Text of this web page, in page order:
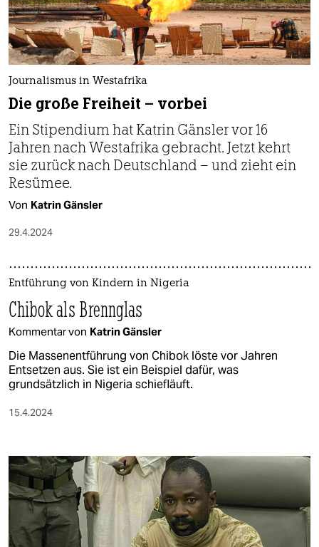
Journalismus in Westafrika
Die große Freiheit – vorbei
Ein Stipendium hat Katrin Gänsler vor 16
Jahren nach Westafrika gebracht. Jetzt kehrt
sie zurück nach Deutschland – und zieht ein
Resümee.
Von Katrin Gänsler
29.4.2024
Entführung von Kindern in Nigeria
Chibok als Brennglas
Kommentar von Katrin Gänsler
Die Massenentführung von Chibok löste vor Jahren
Entsetzen aus. Sie ist ein Beispiel dafür, was
grundsätzlich in Nigeria schiefläuft.
15.4.2024